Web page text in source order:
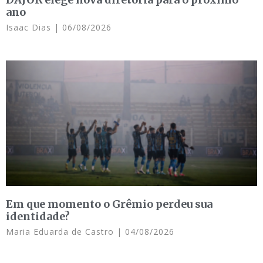
ano
Isaac Dias 06/08/2026
Em que momento o Grêmio perdeu sua
identidade?
Maria Eduarda de Castro 04/08/2026